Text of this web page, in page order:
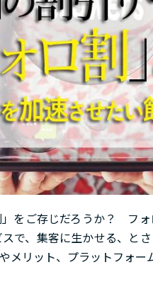
をご存じだろうか？ フ
で、集客に生かせる、と
メリット、プラットフォー